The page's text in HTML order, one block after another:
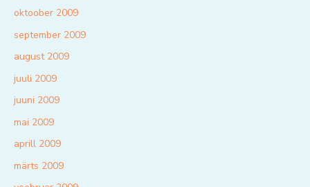
oktoober 2009
september 2009
august 2009
juuli 2009
juuni 2009
mai 2009
aprill 2009
märts 2009